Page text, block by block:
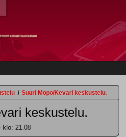
/ Suuri Mopo/Kevari keskustelu.
keskustelu.
klo: 21.08